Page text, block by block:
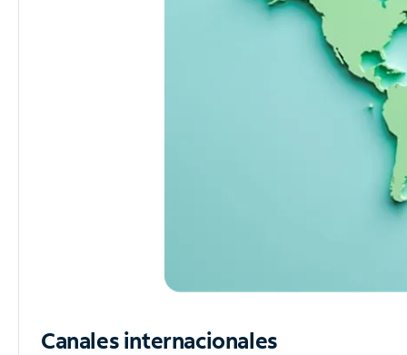
Canales internacionales